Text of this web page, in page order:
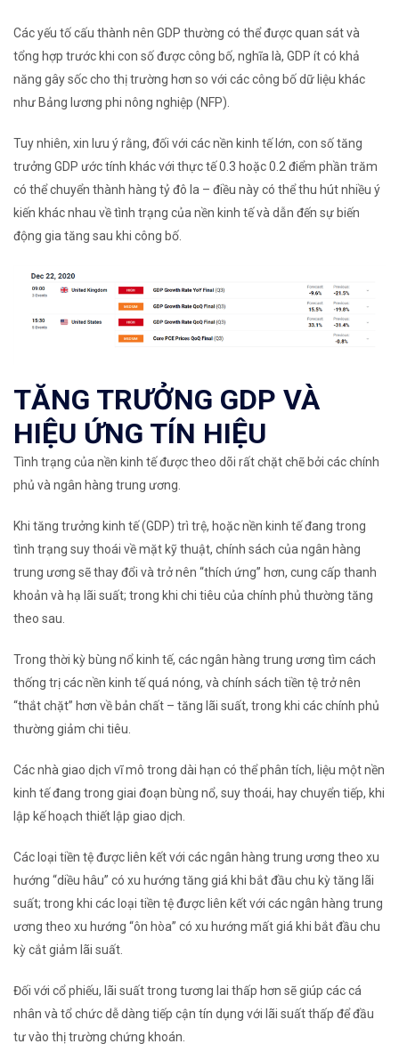
Các yếu tố cấu thành nên GDP thường có thể được quan sát và
tổng hợp trước khi con số được công bố, nghĩa là, GDP ít có khả
năng gây sốc cho thị trường hơn so với các công bố dữ liệu khác
như Bảng lương phi nông nghiệp (NFP).
Tuy nhiên, xin lưu ý rằng, đối với các nền kinh tế lớn, con số tăng
trưởng GDP ước tính khác với thực tế 0.3 hoặc 0.2 điểm phần trăm
có thể chuyển thành hàng tỷ đô la – điều này có thể thu hút nhiều ý
kiến ​​khác nhau về tình trạng của nền kinh tế và dẫn đến sự biến
động gia tăng sau khi công bố
TĂNG TRƯỞNG GDP VÀ
HIỆU ỨNG TÍN HIỆU
Tình trạng của nền kinh tế được theo dõi rất chặt chẽ bởi các chính
phủ vàngân hàng trung ương.
Khi tăng trưởng kinh tế (GDP) trì trệ, hoặc nền kinh tế đang trong
tình trạng suy thoái về mặt kỹ thuật, chính sách của ngân hàng
trung ương sẽ thay đổi và trở nên “thích ứng” hơn, cung cấp thanh
khoản và hạ lãi suất; trong khi chi tiêu của chính phủ thường tăng
theo sau.
Trong thời kỳ bùng nổ kinh tế, các ngân hàng trung ương tìm cách
thống trị các nền kinh tế quá nóng, vàchính sách tiền tệtrở nên
“thắt chặt” hơn về bản chất – tăng lãi suất, trong khi các chính phủ
thường giảm chi tiêu.
Các nhà giao dịch vĩ mô trong dài hạn có thể phân tích, liệu một nền
kinh tế đang trong giai đoạn bùng nổ, suy thoái, hay chuyển tiếp, khi
lập kế hoạch thiết lập giao dịch.
Các loại tiền tệ được liên kết với các ngân hàng trung ương theo xu
hướng “diều hâu” có xu hướng tăng giá khi bắt đầu chu kỳ tăng lãi
suất; trong khi các loại tiền tệ được liên kết với các ngân hàng trung
ương theo xu hướng “ôn hòa” có xu hướng mất giá khi bắt đầu chu
kỳ cắt giảm lãi suất.
Đối với cổ phiếu, lãi suất trong tương lai thấp hơn sẽ giúp các cá
nhân và tổ chức dễ dàng tiếp cận tín dụng với lãi suất thấp để đầu
tư vào thị trường chứng khoán.